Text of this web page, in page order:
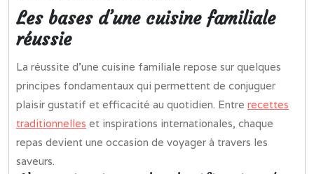
Les bases d’une cuisine familiale
réussie
La réussite d’une cuisine familiale repose sur quelques
principes fondamentaux qui permettent de conjuguer
plaisir gustatif et efficacité au quotidien. Entre recettes
traditionnelles et inspirations internationales, chaque
repas devient une occasion de voyager à travers les
saveurs.